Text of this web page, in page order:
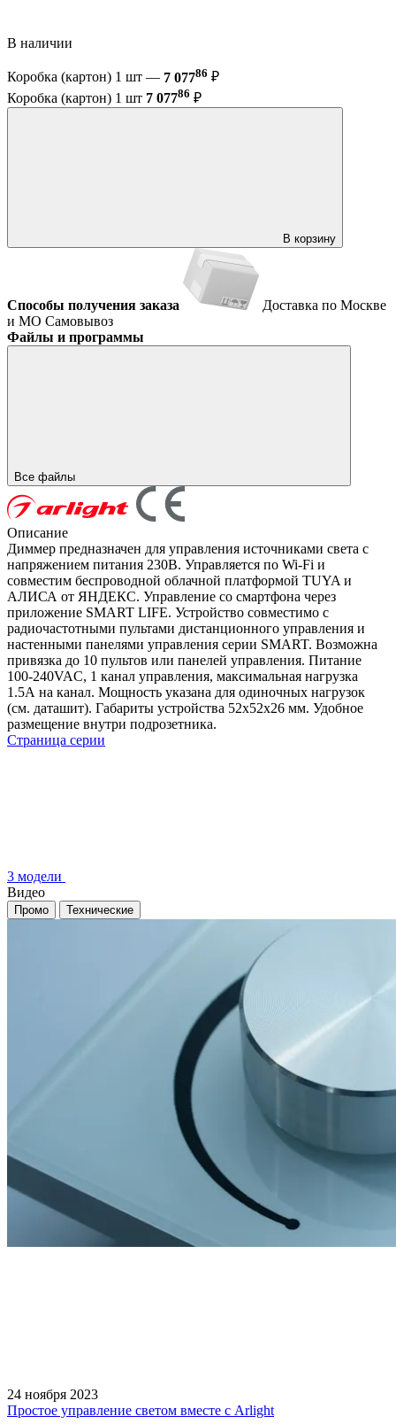
В наличии
Коробка (картон) 1 шт — 7 07786 ₽
Коробка (картон) 1 шт 7 07786 ₽
В корзину
Способы получения заказа
Доставка по Москве
и МО Самовывоз
Файлы и программы
Все файлы
Описание
Диммер предназначен для управления источниками света с
напряжением питания 230В. Управляется по Wi-Fi и
совместим беспроводной облачной платформой TUYA и
АЛИСА от ЯНДЕКС. Управление со смартфона через
приложение SMART LIFE. Устройство совместимо с
радиочастотными пультами дистанционного управления и
настенными панелями управления серии SMART. Возможна
привязка до 10 пультов или панелей управления. Питание
100-240VAC, 1 канал управления, максимальная нагрузка
1.5А на канал. Мощность указана для одиночных нагрузок
(см. даташит). Габариты устройства 52x52x26 мм. Удобное
размещение внутри подрозетника.
Страница серии
3 модели
Видео
Промо Технические
24 ноября 2023
Простое управление светом вместе с Arlight